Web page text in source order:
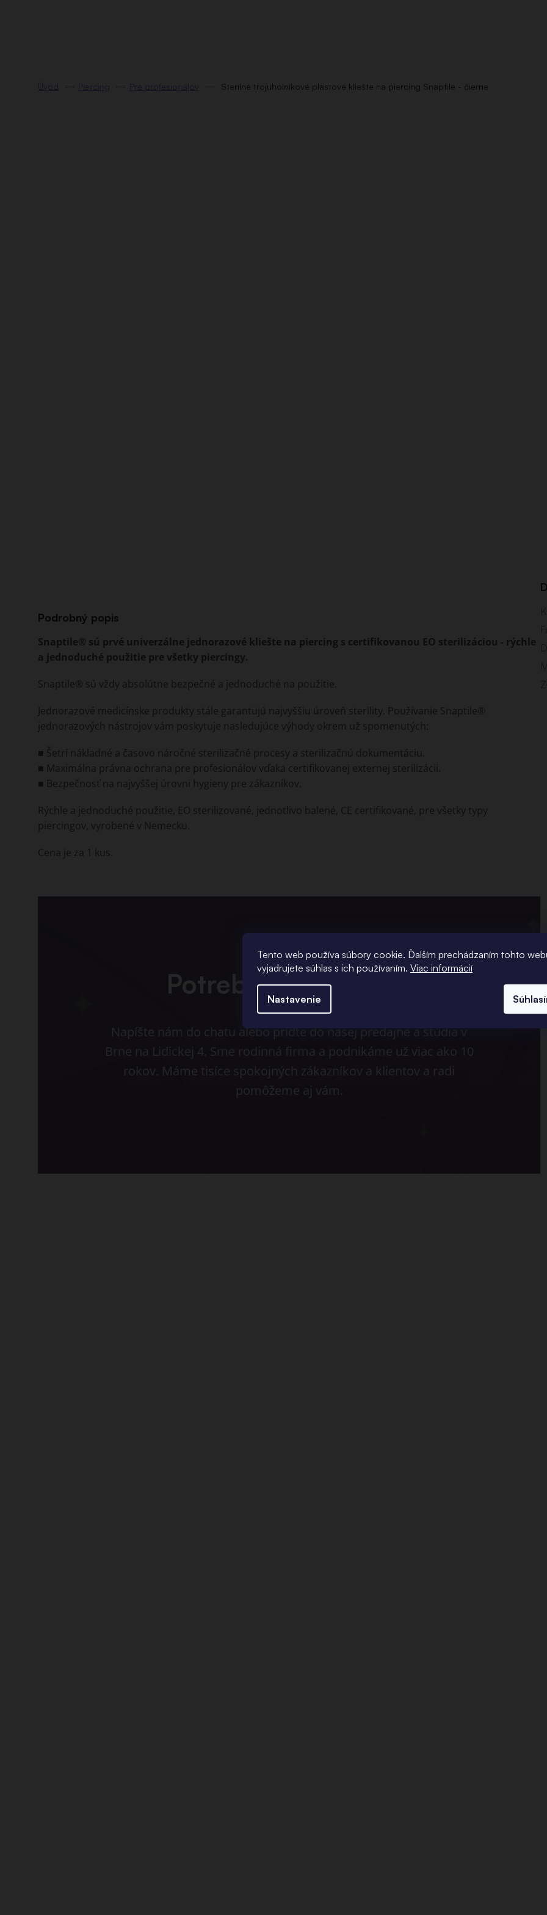
Tento web používa súbory cookie. Ďalším prechádzaním tohto
vyjadrujete súhlas s ich používaním. Viac informácií
Nastavenie
Sterilné trojuholníkové plastové kliešte na piercing Snaptile - čierne
Podrobný popis
Snaptile® sú prvé univerzálne jednorazové kliešte na piercing s certifikovanou EO sterilizáciou - rýchle
a jednoduché použitie pre všetky piercingy.
Snaptile® sú vždy absolútne bezpečné a jednoduché na použitie.
Jednorazové medicínske produkty stále garantujú najvyššiu úroveň sterility. Používanie Snaptile®
jednorazových nástrojov vám poskytuje nasledujúce výhody okrem už spomenutých:
■ Šetrí nákladné a časovo náročné sterilizačné procesy a sterilizačnú dokumentáciu.
■ Maximálna právna ochrana pre profesionálov vďaka certifikovanej externej sterilizácii.
■ Bezpečnosť na najvyššej úrovni hygieny pre zákazníkov.
Rýchle a jednoduché použitie, EO sterilizované, jednotlivo balené, CE certifikované, pre všetky typy
piercingov, vyrobené v Nemecku.
Cena je za 1 kus.
Potrebujete poradiť?
Napíšte nám do chatu alebo príďte do našej predajne a štúdia v
Brne na Lidickej 4. Sme rodinná firma a podnikáme už viac ako 10
rokov. Máme tisíce spokojných zákazníkov a klientov a radi
pomôžeme aj vám.